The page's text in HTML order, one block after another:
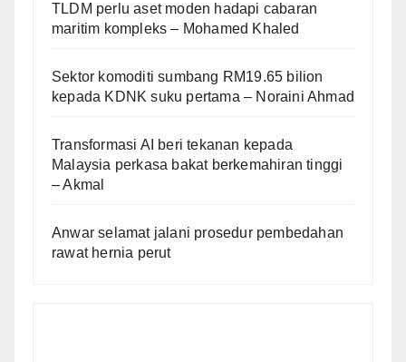
TLDM perlu aset moden hadapi cabaran
maritim kompleks – Mohamed Khaled
Sektor komoditi sumbang RM19.65 bilion
kepada KDNK suku pertama – Noraini Ahmad
Transformasi AI beri tekanan kepada
Malaysia perkasa bakat berkemahiran tinggi
– Akmal
Anwar selamat jalani prosedur pembedahan
rawat hernia perut